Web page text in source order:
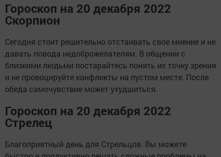
Гороскоп на 20 декабря 2022
Скорпион
Сегодня стоит решительно отстаивать свое мнение и не
давать повода недоброжелателям. В общении с
близкими людьми постарайтесь понять их точку зрения
и не провоцируйте конфликты на пустом месте. После
обеда самочувствие может ухудшиться.
Гороскоп на 20 декабря 2022
Стрелец
Благоприятный день для Стрельцов. Вы можете